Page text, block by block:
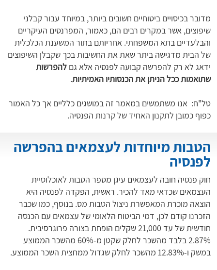
מדובר בכיסויים ביטוחיים חשובים ביותר, במיוחד עבור קבלני
שיפוצים, אשר במקרים רבים הם, כאמור, המפרנסים העיקריים
והבלעדיים בתא המשפחתי. אחריותם בתור המשענת הכלכלית
של הבית מדגישה ביתר שאת את החשיבות בכך שקבלן השיפוצים
ידאג לא רק להפרשה קבועה לפנסיה אלא גםלהפרשות
שתואמות ככל הניתן את הכנסותיו האמיתיות.
טל"ח: אנו משתמשים במאמר זה במושגים כלליים אך כל האמור
כפוף כמובן לתקנון האחיד של קרנות הפנסיה.
חוק פנסיה חובה לעצמאים עיגן מספר הטבות לאוכלוסיית
העצמאים שכדאי מאד להכיר. ראשית, הפקדה לפנסיה היא
הוצאה מוכרת המאפשרת ניצול הטבות מס. בנוסף, כמו שכבר
הזכרנו קודם לכן, דמי הביטוח הלאומי של עצמאים עם הכנסה
חודשית של עד 21,000 שקלים הופחת בצורה פרוגרסיבית.
2.87% בלבד מהשכר לחלק שקטן מ-60% מהשכר הממוצע
במשק ו-12.83% מהשכר לחלק שגדול ממחצית השכר הממוצע.
הטבות מיוחדות לעצמאים בהפרשה
לפנסיה